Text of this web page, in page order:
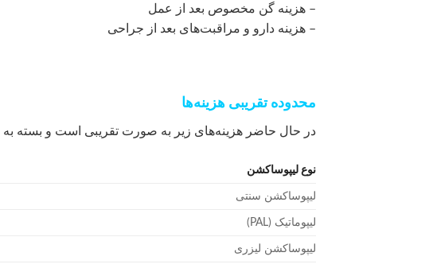
– هزینه گن مخصوص بعد از عمل
– هزینه دارو و مراقبت‌های بعد از جراحی
محدوده تقریبی هزینه‌ها
در حال حاضر هزینه‌های زیر به صورت تقریبی است و بسته
نوع لیپوساکشن
لیپوساکشن سنتی
لیپوماتیک (PAL)
لیپوساکشن لیزری